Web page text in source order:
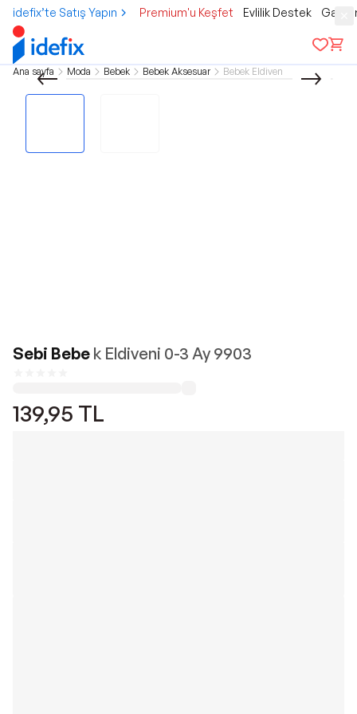
idefix’te Satış Yapın Premium'u Keşfet Evlilik Destek
Ana sayfa Moda Bebek Bebek Aksesuar Bebek Eldiven
Sebi Bebe k Eldiveni 0-3 Ay 9903
139,95 TL